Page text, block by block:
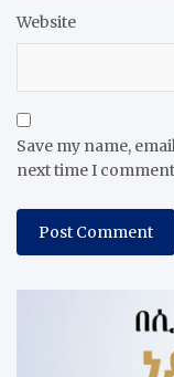
Website
Save my name,
next time I